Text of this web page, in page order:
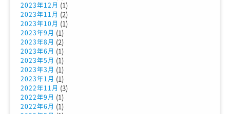
2023年12月 (1)
2023年11月 (2)
2023年10月 (1)
2023年9月 (1)
2023年8月 (2)
2023年6月 (1)
2023年5月 (1)
2023年3月 (1)
2023年1月 (1)
2022年11月 (3)
2022年9月 (1)
2022年6月 (1)